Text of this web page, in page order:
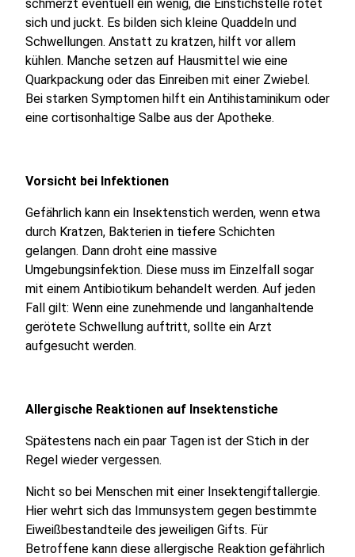
schmerzt eventuell ein wenig, die Einstichstelle rötet
sich und juckt. Es bilden sich kleine Quaddeln und
Schwellungen. Anstatt zu kratzen, hilft vor allem
kühlen. Manche setzen auf Hausmittel wie eine
Quarkpackung oder das Einreiben mit einer Zwiebel.
Bei starken Symptomen hilft ein Antihistaminikum oder
eine cortisonhaltige Salbe aus der Apotheke.
Vorsicht bei Infektionen
Gefährlich kann ein Insektenstich werden, wenn etwa
durch Kratzen, Bakterien in tiefere Schichten
gelangen. Dann droht eine massive
Umgebungsinfektion. Diese muss im Einzelfall sogar
mit einem Antibiotikum behandelt werden. Auf jeden
Fall gilt: Wenn eine zunehmende und langanhaltende
gerötete Schwellung auftritt, sollte ein Arzt
aufgesucht werden.
Allergische Reaktionen auf Insektenstiche
Spätestens nach ein paar Tagen ist der Stich in der
Regel wieder vergessen.
Nicht so bei Menschen mit einer Insektengiftallergie.
Hier wehrt sich das Immunsystem gegen bestimmte
Eiweißbestandteile des jeweiligen Gifts. Für
Betroffene kann diese allergische Reaktion gefährlich